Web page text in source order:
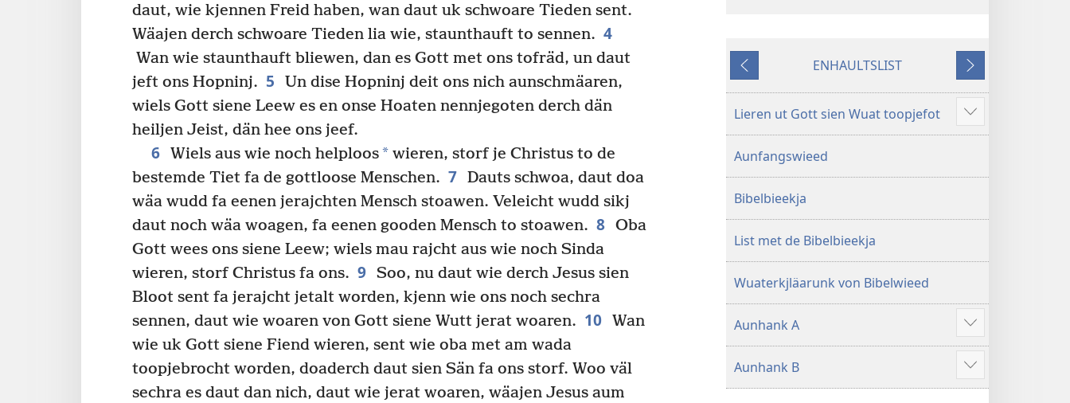
daut, wie kjennen Freid haben, wan daut uk schwoare Tieden sent.
Wäajen derch schwoare Tieden lia wie, staunthauft to sennen. 4
Wan wie staunthauft bliewen, dan es Gott met ons tofräd, un daut
jeft ons Hopninj. 5
Un dise Hopninj deit ons nich aunschmäaren,
wiels Gott siene Leew es en onse Hoaten nennjegoten derch dän
heiljen Jeist, dän hee ons jeef.
6 Wiels aus wie noch helploos*wieren, storf je Christus to de
bestemde Tiet fa de gottloose Menschen. 7 Dauts schwoa, daut doa
wäa wudd fa eenen jerajchten Mensch stoawen. Veleicht wudd sikj
daut noch wäa woagen, fa eenen gooden Mensch to stoawen. 8 Oba
Gott wees ons siene Leew; wiels mau rajcht aus wie noch Sinda
wieren, storf Christus fa ons. 9 Soo, nu daut wie derch Jesus sien
Bloot sent fa jerajcht jetalt worden, kjenn wie ons noch sechra
sennen, daut wie woaren von Gott siene Wutt jerat woaren. 10 Wan
wie uk Gott siene Fiend wieren, sent wie oba met am wada
toopjebrocht worden, doaderch daut sien Sän fa ons storf. Woo väl
sechra es daut dan nich, daut wie jerat woaren, wäajen Jesus aum
Bibel
Niee-
Welt-
Bibel
Welt-
Väajet
ENHAULTSLIST
Näakjstet
Lieren ut Gott sien Wuat toopjefot
Mea
wiesen
Aunfangswieed
Bibelbieekja
List met de Bibelbieekja
Wuaterkjläarunk von Bibelwieed
Aunhank A
Mea
wiesen
Aunhank B
Mea
wiesen